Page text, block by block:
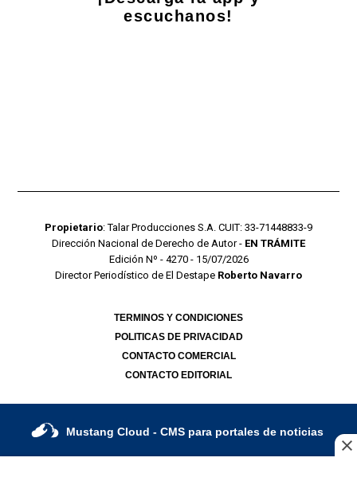
escuchanos!
Propietario: Talar Producciones S.A. CUIT: 33-71448833-9
Dirección Nacional de Derecho de Autor - EN TRÁMITE
Edición Nº - 4270 - 15/07/2026
Director Periodístico de El Destape Roberto Navarro
TERMINOS Y CONDICIONES
POLITICAS DE PRIVACIDAD
CONTACTO COMERCIAL
CONTACTO EDITORIAL
Mustang Cloud - CMS para portales de noticias